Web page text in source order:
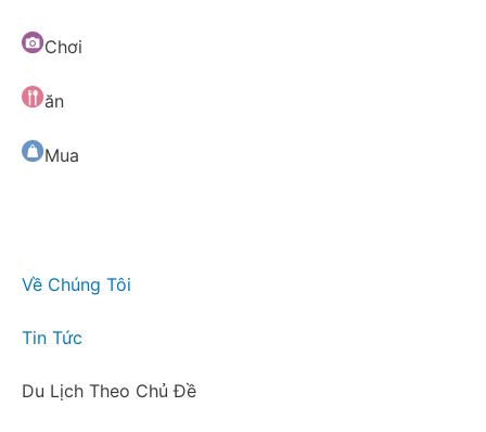
Chơi
ăn
Mua
Về Chúng Tôi
Tin Tức
Du Lịch Theo Chủ Đề